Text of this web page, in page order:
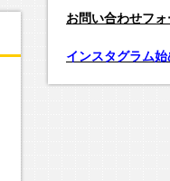
お問い合わせフォ
インスタグラム